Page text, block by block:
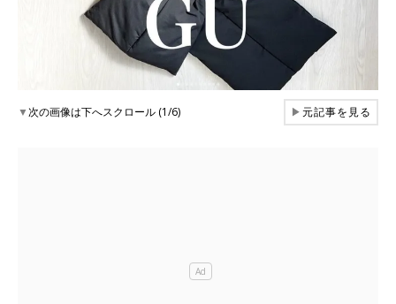
▼次の画像は下へスクロール (1/6) ▶元記事を見る